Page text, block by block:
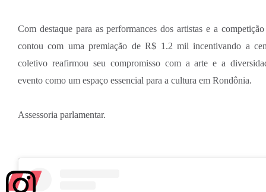
Com destaque para as performances dos artistas e a
contou com uma premiação de R$ 1.2 mil incentivando a
coletivo reafirmou seu compromisso com a arte e a
evento como um espaço essencial para a cultura em Rondônia.
Assessoria parlamentar.